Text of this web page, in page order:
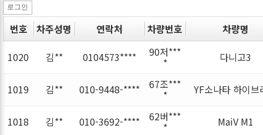
로그인
번호 차주성명 연락처 차량번호
차량명
1020
김** 0104573**** 90저***
* 다니고3
1019 김** 010-9448-**** 67조***
* YF소나타 하이브
1018 김** 010-3692-**** 62버***
* MaiV M1